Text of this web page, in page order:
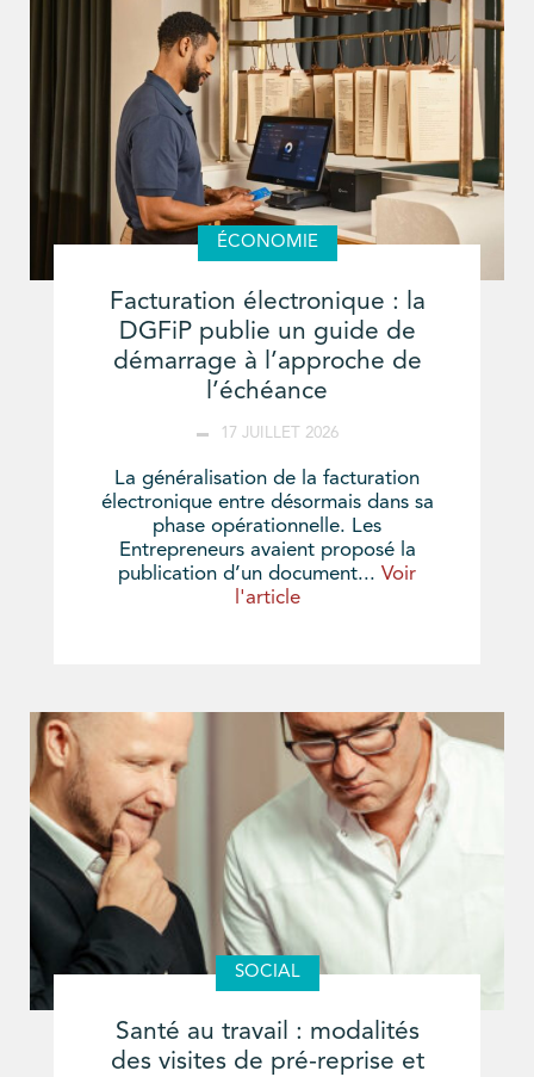
ÉCONOMIE
Facturation électronique : la
DGFiP publie un guide de
démarrage à l’approche de
l’échéance
17 JUILLET 2026
La généralisation de la facturation
électronique entre désormais dans sa
phase opérationnelle. Les
Entrepreneurs avaient proposé la
publication d’un document... Voir
l'article
SOCIAL
Santé au travail : modalités
des visites de pré-reprise et